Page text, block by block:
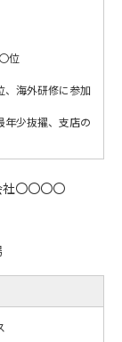
位
海外研修に参加
少抜擢、支店の
〇〇〇〇